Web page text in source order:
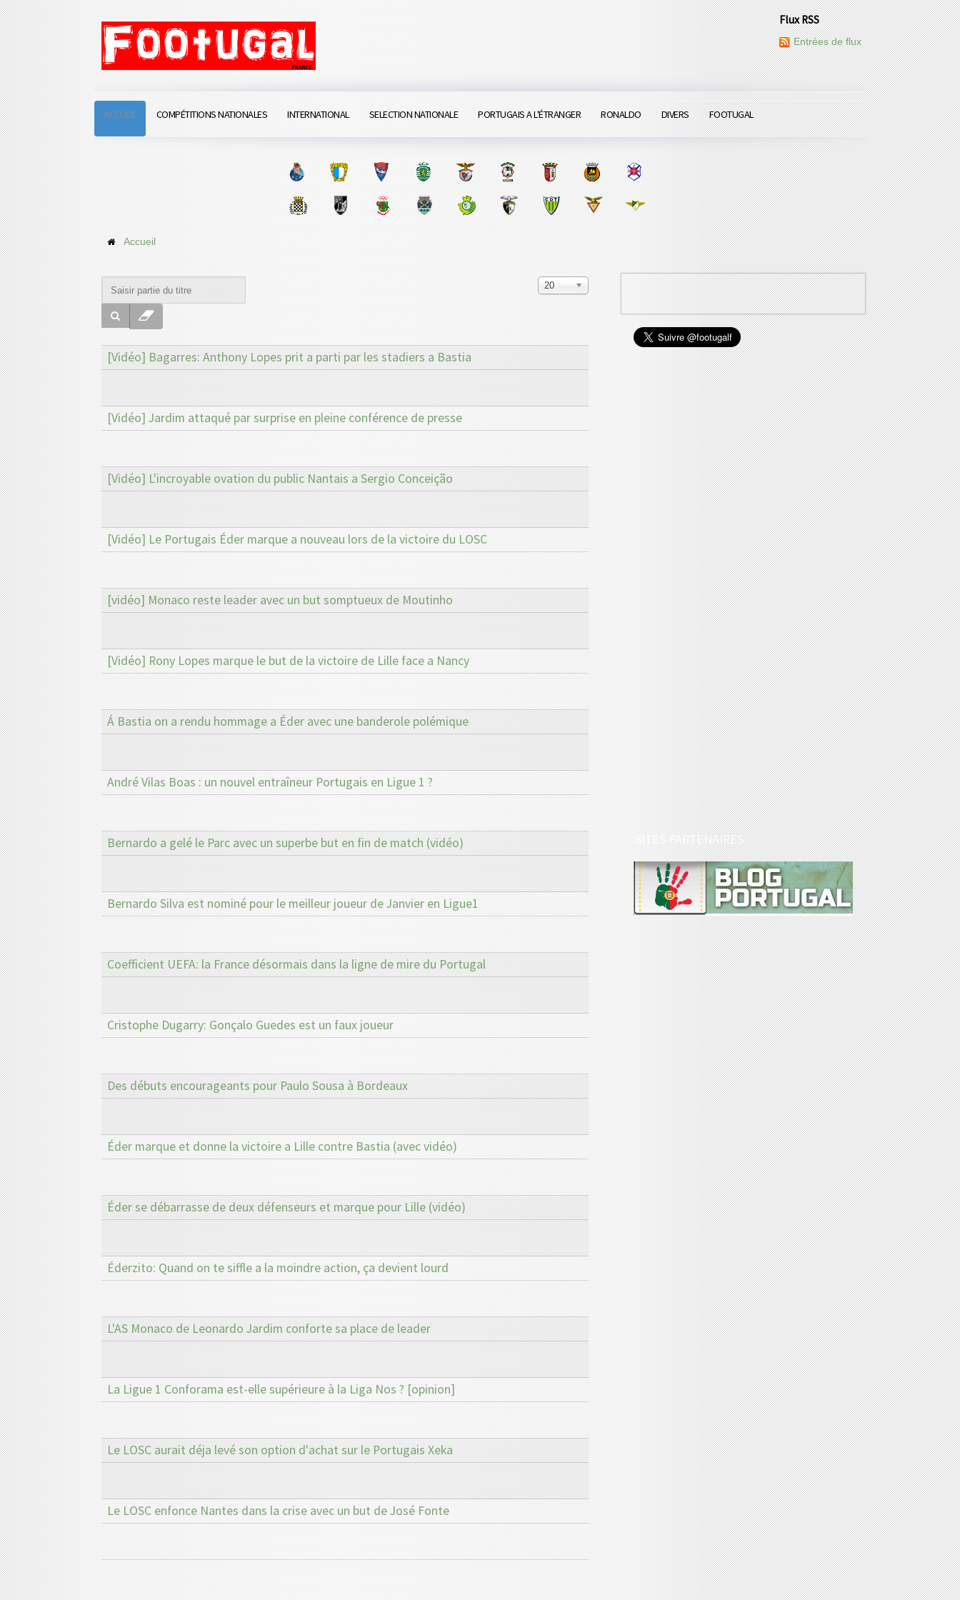
Flux RSS
Entrées de flux
ACCUEIL COMPÉTITIONS NATIONALES INTERNATIONAL SELECTION NATIONALE PORTUGAIS A L'ÉTRANGER RONALDO DIVERS FOOTUGAL
Accueil
20
[Vidéo] Bagarres: Anthony Lopes prit a parti par les stadiers a Bastia
[Vidéo] Jardim attaqué par surprise en pleine conférence de presse
[Vidéo] L'incroyable ovation du public Nantais a Sergio Conceição
[Vidéo] Le Portugais Éder marque a nouveau lors de la victoire du LOSC
[vidéo] Monaco reste leader avec un but somptueux de Moutinho
[Vidéo] Rony Lopes marque le but de la victoire de Lille face a Nancy
Á Bastia on a rendu hommage a Éder avec une banderole polémique
André Vilas Boas : un nouvel entraîneur Portugais en Ligue 1 ?
Bernardo a gelé le Parc avec un superbe but en fin de match (vidéo)
Bernardo Silva est nominé pour le meilleur joueur de Janvier en Ligue1
Coefficient UEFA: la France désormais dans la ligne de mire du Portugal
Cristophe Dugarry: Gonçalo Guedes est un faux joueur
Des débuts encourageants pour Paulo Sousa à Bordeaux
Éder marque et donne la victoire a Lille contre Bastia (avec vidéo)
Éder se débarrasse de deux défenseurs et marque pour Lille (vidéo)
Éderzito: Quand on te siffle a la moindre action, ça devient lourd
L'AS Monaco de Leonardo Jardim conforte sa place de leader
La Ligue 1 Conforama est-elle supérieure à la Liga Nos ? [opinion]
Le LOSC aurait déja levé son option d'achat sur le Portugais Xeka
Le LOSC enfonce Nantes dans la crise avec un but de José Fonte
SITES PARTENAIRES